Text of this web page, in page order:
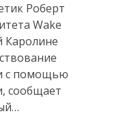
Роберт
Wake
Каролине
с помощью
сообщает